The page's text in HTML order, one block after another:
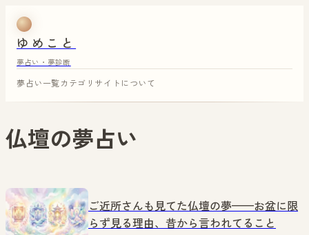
ゆめこと
夢占い・夢診断
夢占い一覧カテゴリ サイトについて
仏壇の夢占い
ご近所さんも見てた仏壇の夢——お盆に限
らず見る理由、昔から言われてること